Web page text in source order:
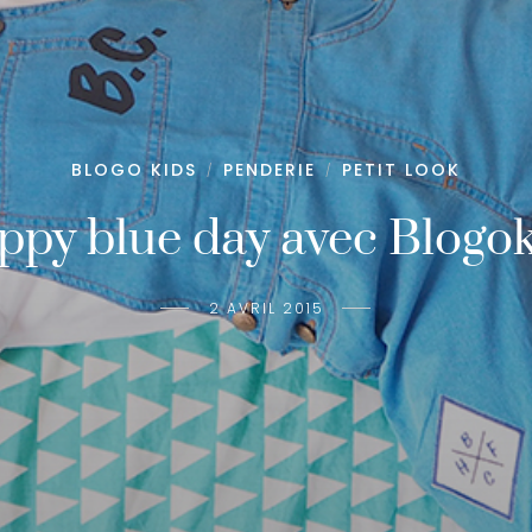
BLOGO KIDS / PENDERIE / PETIT LOOK
blue day avec
2 AVRIL 2015